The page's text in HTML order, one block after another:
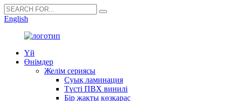
English
Үй
Өнімдер
Желім сериясы
Суық ламинация
Түсті ПВХ винилі
Бір жақты көзқарас